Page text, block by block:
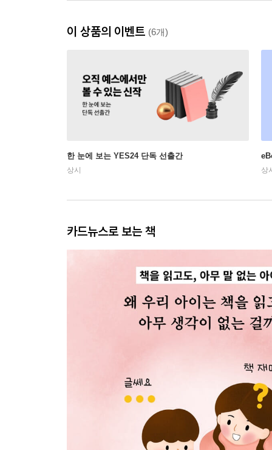
이 상품의 이벤트 (6개)
한 눈에 보는 YES24 단독 선출간
상시 상
카드뉴스로 보는 책